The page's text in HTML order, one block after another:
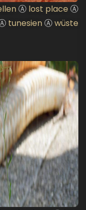
Ⓐ lost place Ⓐ
tunesienⒶwüste